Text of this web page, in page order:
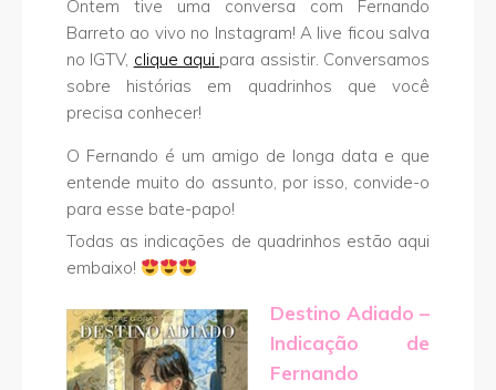
Ontem tive uma conversa com Fernando
Barreto ao vivo no Instagram! A live ficou salva
no IGTV, clique aqui para assistir. Conversamos
sobre histórias em quadrinhos que você
precisa conhecer!
O Fernando é um amigo de longa data e que
entende muito do assunto, por isso, convide-o
para esse bate-papo!
Todas as indicações de quadrinhos estão aqui
embaixo!
Destino Adiado –
Indicação de
Fernando